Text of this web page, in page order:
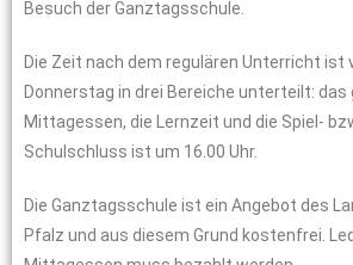
Besuch der Ganztagsschule.
Die Zeit nach dem regulären Unterricht ist
Donnerstag in drei Bereiche unterteilt: das
Mittagessen, die Lernzeit und die Spiel-
Schulschluss ist um 16.00 Uhr.
Die Ganztagsschule ist ein Angebot des
Pfalz und aus diesem Grund kostenfrei.